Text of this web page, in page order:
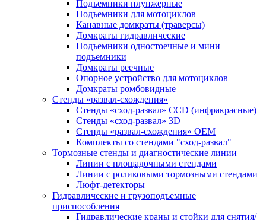
Подъемники плунжерные
Подъемники для мотоциклов
Канавные домкраты (траверсы)
Домкраты гидравлические
Подъемники одностоечные и мини
подъемники
Домкраты реечные
Опорное устройство для мотоциклов
Домкраты ромбовидные
Стенды «развал-схождения»
Стенды «сход-развал» CCD (инфракрасные)
Стенды «сход-развал» 3D
Стенды «развал-схождения» ОЕМ
Комплекты со стендами "сход-развал"
Тормозные стенды и диагностические линии
Линии с площадочными стендами
Линии с роликовыми тормозными стендами
Люфт-детекторы
Гидравлические и грузоподъемные
приспособления
Гидравлические краны и стойки для снятия/